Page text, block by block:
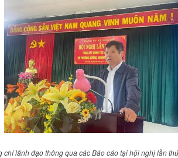
chí lãnh đạo thông qua các Báo cáo tại hội nghị lần